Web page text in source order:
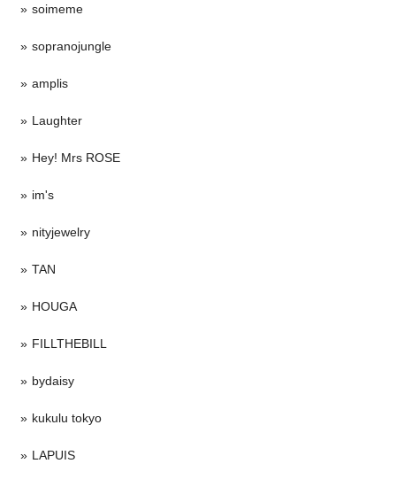
soimeme
sopranojungle
amplis
Laughter
Hey! Mrs ROSE
im's
nityjewelry
TAN
HOUGA
FILLTHEBILL
bydaisy
kukulu tokyo
LAPUIS